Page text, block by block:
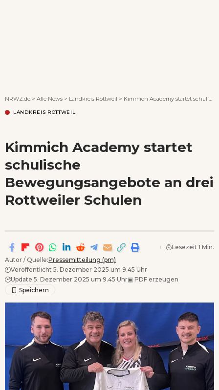
NRWZ.de > Alle News > Landkreis Rottweil > Kimmich Academy startet schulische Bewegungsangebote an drei Rottweiler Schulen
LANDKREIS ROTTWEIL
Kimmich Academy startet
schulische
Bewegungsangebote an drei
Rottweiler Schulen
Autor / Quelle:Pressemitteilung (pm)
Veröffentlicht 5. Dezember 2025 um 9.45 Uhr
Update 5. Dezember 2025 um 9.45 Uhr▣ PDF erzeugen
Lesezeit 1 Min.